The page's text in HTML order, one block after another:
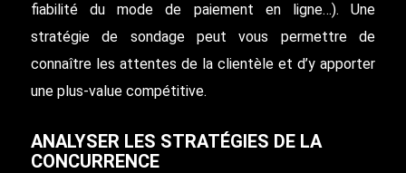
fiabilité du mode de paiement en ligne…). Une
stratégie de sondage peut vous permettre de
connaître les attentes de la clientèle et d’y apporter
une plus-value compétitive.
ANALYSER LES STRATÉGIES DE LA
CONCURRENCE